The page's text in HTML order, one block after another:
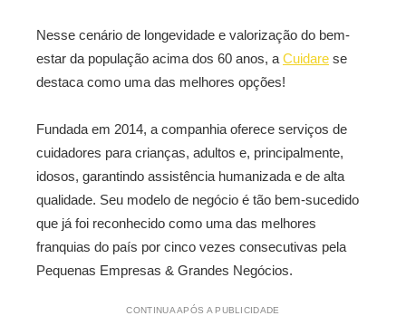
Nesse cenário de longevidade e valorização do bem-
estar da população acima dos 60 anos, a Cuidare se
destaca como uma das melhores opções!
Fundada em 2014, a companhia oferece serviços de
cuidadores para crianças, adultos e, principalmente,
idosos, garantindo assistência humanizada e de alta
qualidade. Seu modelo de negócio é tão bem-sucedido
que já foi reconhecido como uma das melhores
franquias do país por cinco vezes consecutivas pela
Pequenas Empresas & Grandes Negócios.
CONTINUA APÓS A PUBLICIDADE